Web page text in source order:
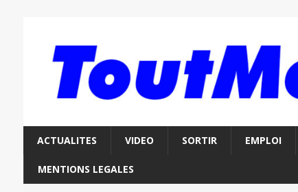
ACTUALITES VIDEO SORTIR EMPLOI
MENTIONS LEGALES